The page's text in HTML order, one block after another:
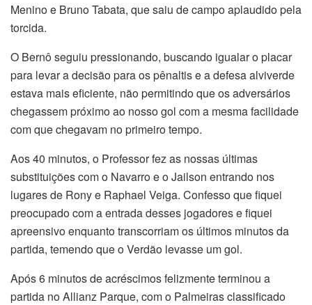
Menino e Bruno Tabata, que saiu de campo aplaudido pela
torcida.
O Bernô seguiu pressionando, buscando igualar o placar
para levar a decisão para os pênaltis e a defesa alviverde
estava mais eficiente, não permitindo que os adversários
chegassem próximo ao nosso gol com a mesma facilidade
com que chegavam no primeiro tempo.
Aos 40 minutos, o Professor fez as nossas últimas
substituições com o Navarro e o Jailson entrando nos
lugares de Rony e Raphael Veiga. Confesso que fiquei
preocupado com a entrada desses jogadores e fiquei
apreensivo enquanto transcorriam os últimos minutos da
partida, temendo que o Verdão levasse um gol.
Após 6 minutos de acréscimos felizmente terminou a
partida no Allianz Parque, com o Palmeiras classificado